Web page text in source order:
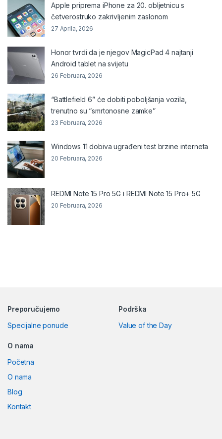
Apple priprema iPhone za 20. obljetnicu s
četverostruko zakrivljenim zaslonom
27 Aprila, 2026
Honor tvrdi da je njegov MagicPad 4 najtanji
Android tablet na svijetu
26 Februara, 2026
“Battlefield 6” će dobiti poboljšanja vozila,
trenutno su “smrtonosne zamke”
23 Februara, 2026
Windows 11 dobiva ugrađeni test brzine interneta
20 Februara, 2026
REDMI Note 15 Pro 5G i REDMI Note 15 Pro+ 5G
20 Februara, 2026
Preporučujemo
Specijalne ponude
Podrška
Value of the Day
O nama
Početna
O nama
Blog
Kontakt